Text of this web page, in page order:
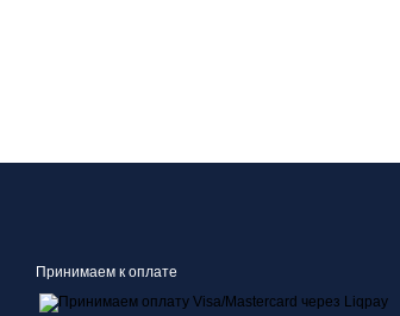
Принимаем к оплате